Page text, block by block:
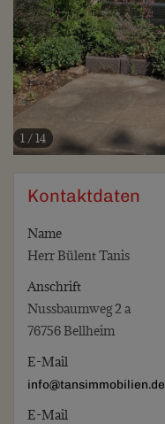
1 /14
Kontaktdaten
Name
Herr Bülent Tanis
Anschrift
Nussbaumweg 2 a
76756 Bellheim
E-Mail
info@tansimmobilien.de
E-Mail